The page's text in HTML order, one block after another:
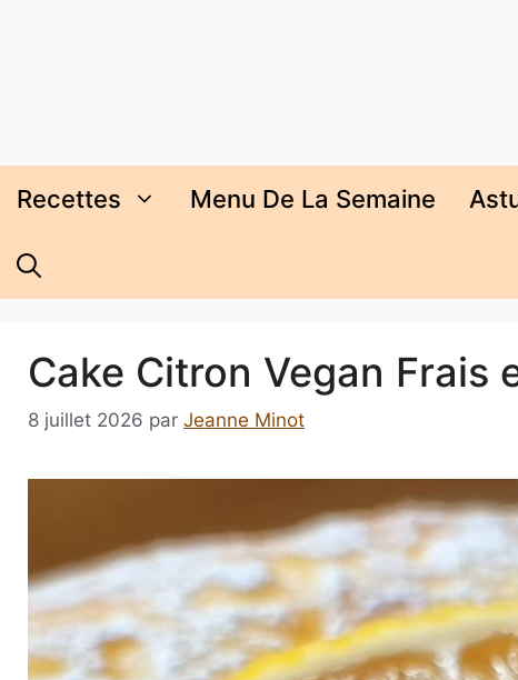
Recettes Menu De La Semaine
Cake Citron Vegan Frais
8 juillet 2026 par Jeanne Minot